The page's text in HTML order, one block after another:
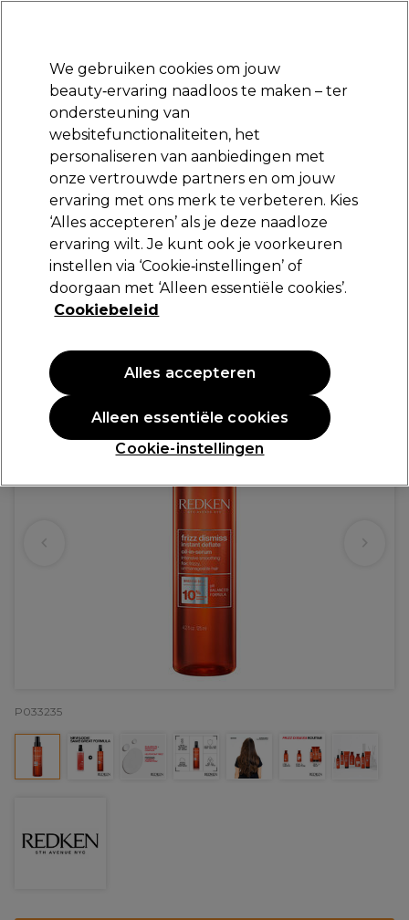
Aanmelden
Merken Deals Haar Elektra
Volgende dag geleverd*
Na verzending, maandag t/m vrijdag
Redken
Redken Frizz Dismiss Instant Delfate 125ml
31,80 €
PROMOTIE
P033235
We gebruiken cookies om jouw
beauty‑ervaring naadloos te maken – ter
ondersteuning van
websitefunctionaliteiten, het
personaliseren van aanbiedingen met
onze vertrouwde partners en om jouw
ervaring met ons merk te verbeteren. Kies
‘Alles accepteren’ als je deze naadloze
ervaring wilt. Je kunt ook je voorkeuren
instellen via ‘Cookie‑instellingen’ of
doorgaan met ‘Alleen essentiële cookies’.
Cookiebeleid
Cookie-instellingen
Alleen essentiële cookies
Alles accepteren